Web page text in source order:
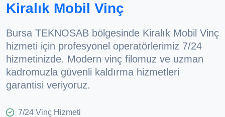
Kiralık Mobil Vinç
Bursa TEKNOSAB bölgesinde Kiralık Mobil Vinç
hizmeti için profesyonel operatörlerimiz 7/24
hizmetinizde. Modern vinç filomuz ve uzman
kadromuzla güvenli kaldırma hizmetleri
garantisi veriyoruz.
7/24 Vinç Hizmeti